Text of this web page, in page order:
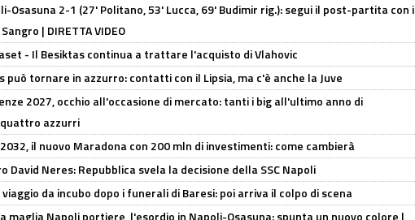
Osasuna 2-1 (27' Politano, 53' Lucca, 69' Budimir rig.): segui il post-partita con i
| DIRETTA VIDEO
- Il Besiktas continua a trattare l'acquisto di Vlahovic
può tornare in azzurro: contatti con il Lipsia, ma c'è anche la Juve
2027, occhio all'occasione di mercato: tanti i big all'ultimo anno di
azzurri
il nuovo Maradona con 200 mln di investimenti: come cambierà
David Neres: Repubblica svela la decisione della SSC Napoli
viaggio da incubo dopo i funerali di Baresi: poi arriva il colpo di scena
maglia Napoli portiere, l'esordio in Napoli-Osasuna: spunta un nuovo colore |